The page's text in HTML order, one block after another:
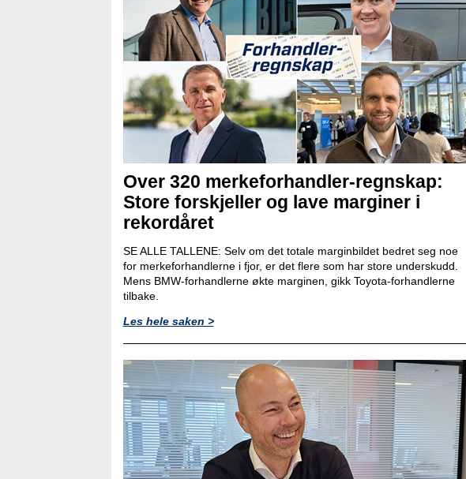
Over 320 merkeforhandler-regnskap:
Store forskjeller og lave marginer i
rekordåret
SE ALLE TALLENE: Selv om det totale marginbildet bedret seg noe
for merkeforhandlerne i fjor, er det flere som har store underskudd.
Mens BMW-forhandlerne økte marginen, gikk Toyota-forhandlerne
tilbake.
Les hele saken >